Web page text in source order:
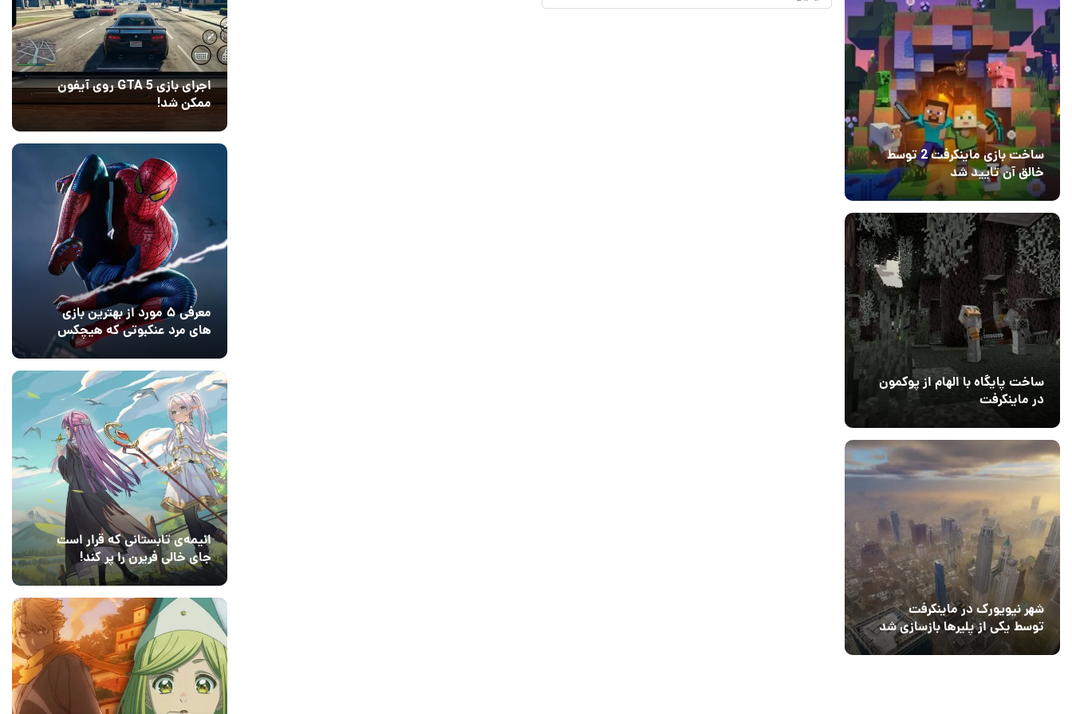
ساخت بازی ماینکرفت 2 توسط
خالق آن تایید شد
۱
04 آبان 1403
ساخت پایگاه با الهام از پوکمون
در ماینکرفت
شهر نیویورک در ماینکرفت
توسط یکی از پلیرها بازسازی شد
اجرای بازی GTA 5 روی آیفون
ممکن شد!
معرفی ۵ مورد از بهترین بازی
های مرد عنکبوتی که هیچکس
انیمه‌ی تابستانی که قرار است
جای خالی فریرن را پر کند!
14 مرداد 1405